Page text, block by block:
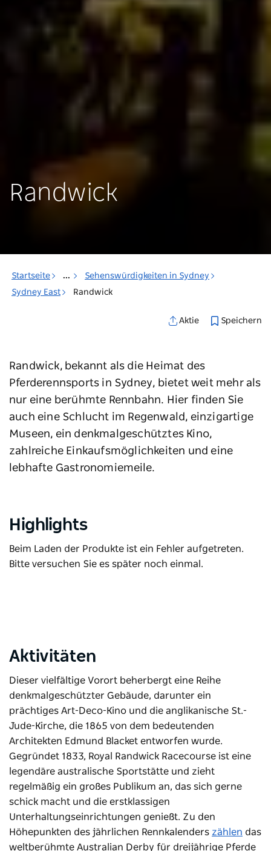
Randwick
Startseite ...
Sehenswürdigkeiten in Sydney
Sydney East
Randwick
Aktie Speichern
Randwick, bekannt als die Heimat des
Pferderennsports in Sydney, bietet weit mehr als
nur eine berühmte Rennbahn. Hier finden Sie
auch eine Schlucht im Regenwald, einzigartige
Museen, ein denkmalgeschütztes Kino,
zahlreiche Einkaufsmöglichkeiten und eine
lebhafte Gastronomiemeile.
Highlights
Beim Laden der Produkte ist ein Fehler aufgetreten.
Bitte versuchen Sie es später noch einmal.
Aktivitäten
Dieser vielfältige Vorort beherbergt eine Reihe
denkmalgeschützter Gebäude, darunter ein
prächtiges Art-Deco-Kino und die anglikanische St.-
Jude-Kirche, die 1865 von dem bedeutenden
Architekten Edmund Blacket entworfen wurde.
Gegründet 1833, Royal Randwick Racecourse ist eine
legendäre australische Sportstätte und zieht
regelmäßig ein großes Publikum an, das sich gerne
schick macht und die erstklassigen
Unterhaltungseinrichtungen genießt. Zu den
Höhepunkten des jährlichen Rennkalenders zählen das
weltberühmte Australian Derby für dreijährige Pferde